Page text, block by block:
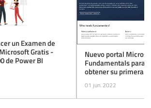
un Examen de
Gratis -
de Power BI
Nuevo portal
Fundamentals para
obtener su primera
01 jun. 2022